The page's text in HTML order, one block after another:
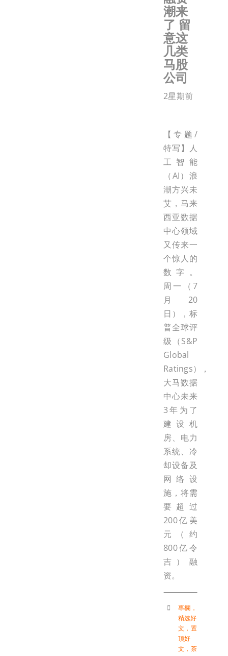
潮来
了 留
意这
几类
马股
公司
2星期前
【专题/
特写】人
工智能
（AI）浪
潮方兴未
艾，马来
西亚数据
中心领域
又传来一
个惊人的
数字。
周一（7
月20
日），标
普全球评
级（S&P
Global
Ratings），
大马数据
中心未来
3年为了
建设机
房、电力
系统、冷
却设备及
网络设
施，将需
要超过
200亿美
元（约
800亿令
吉）融
资。
專欄 ，
精选好
文 ， 置
顶好
文 ， 茶